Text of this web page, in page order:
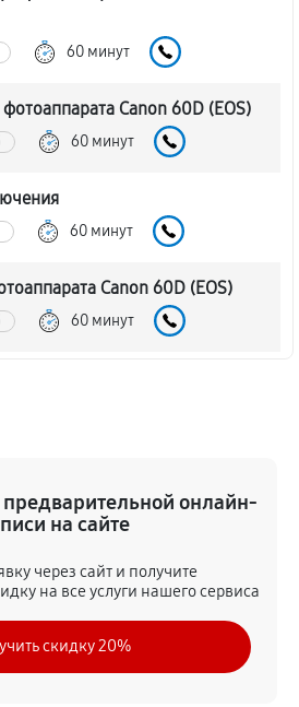
60 минут
Canon 60D (EOS)
60 минут
60 минут
Canon 60D (EOS)
60 минут
60 минут
60 минут
платы
60 минут
онлайн-
на сайте
через сайт и получите
на все услуги нашего сервиса
скидку 20%